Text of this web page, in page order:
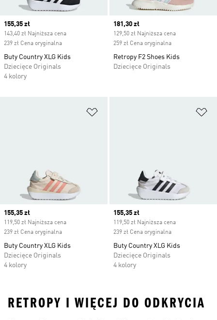
Current price
155,35 zł
143,40 zł Najniższa cena
239 zł Cena oryginalna
Buty Country XLG Kids
Dziecięce Originals
4 kolory
Current price
181,30 zł
129,50 zł Najniższa cena
259 zł Cena oryginalna
Retropy F2 Shoes Kids
Dziecięce Originals
Current price
155,35 zł
119,50 zł Najniższa cena
239 zł Cena oryginalna
Buty Country XLG Kids
Dziecięce Originals
4 kolory
Current price
155,35 zł
119,50 zł Najniższa cena
239 zł Cena oryginalna
Buty Country XLG Kids
Dziecięce Originals
4 kolory
RETROPY I WIĘCEJ DO ODKRYCIA